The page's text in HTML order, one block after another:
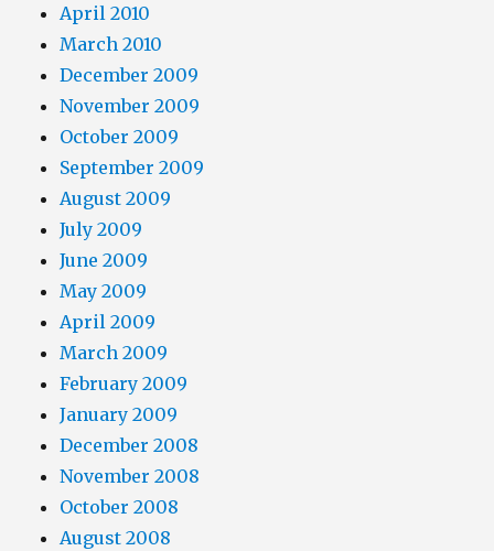
April 2010
March 2010
December 2009
November 2009
October 2009
September 2009
August 2009
July 2009
June 2009
May 2009
April 2009
March 2009
February 2009
January 2009
December 2008
November 2008
October 2008
August 2008